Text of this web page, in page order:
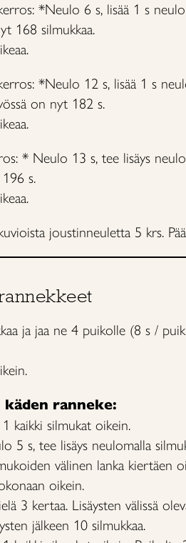
*Neulo 6 s, lisää 1 s
168 silmukkaa.
*Neulo 12 s, lisää 1 s
on nyt 182 s.
* Neulo 13 s, tee lisäys
s.
joustinneuletta 5 krs.
ja jaa ne 4 puikolle (8 s /
käden ranneke:
kaikki silmukat oikein.
5 s, tee lisäys neulomalla
välinen lanka kiertäen
oikein.
3 kertaa. Lisäysten välissä
jälkeen 10 silmukkaa.